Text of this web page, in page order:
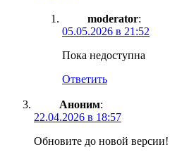
moderator:
05.05.2026 в 21:52
Пока недоступна
Ответить
Аноним:
22.04.2026 в 18:57
Обновите до новой версии!